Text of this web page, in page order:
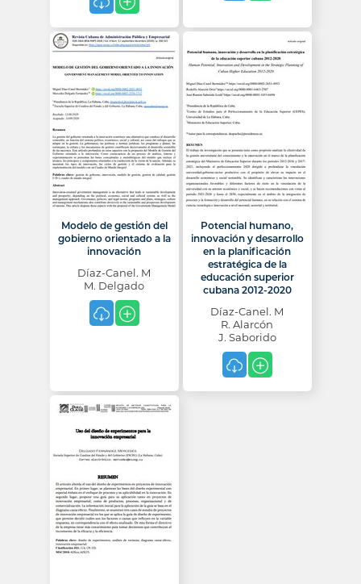
Modelo de gestión del
gobierno orientado a la
innovación
Díaz-Canel. M
M. Delgado
Potencial humano,
innovación y desarrollo
en la planificación
estratégica de la
educación superior
cubana 2012-2020
Díaz-Canel. M
R. Alarcón
J. Saborido